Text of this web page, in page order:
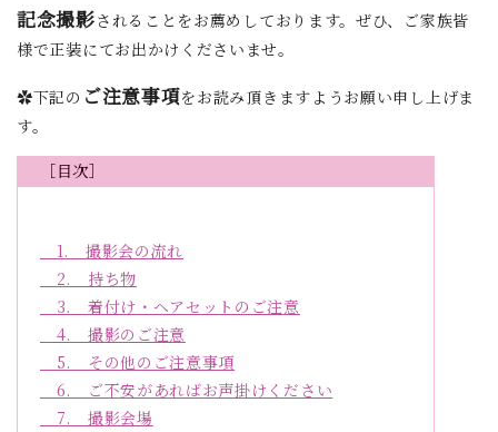
記念撮影されることをお薦めしております。ぜひ、ご家族皆
様で正装にてお出かけくださいませ。
✿下記の ご注意事項をお読み頂きますようお願い申し上げま
す。
［目次］
1. 撮影会の流れ
2. 持ち物
3. 着付け・ヘアセットのご注意
4. 撮影のご注意
5. その他のご注意事項
6. ご不安があればお声掛けください
7. 撮影会場